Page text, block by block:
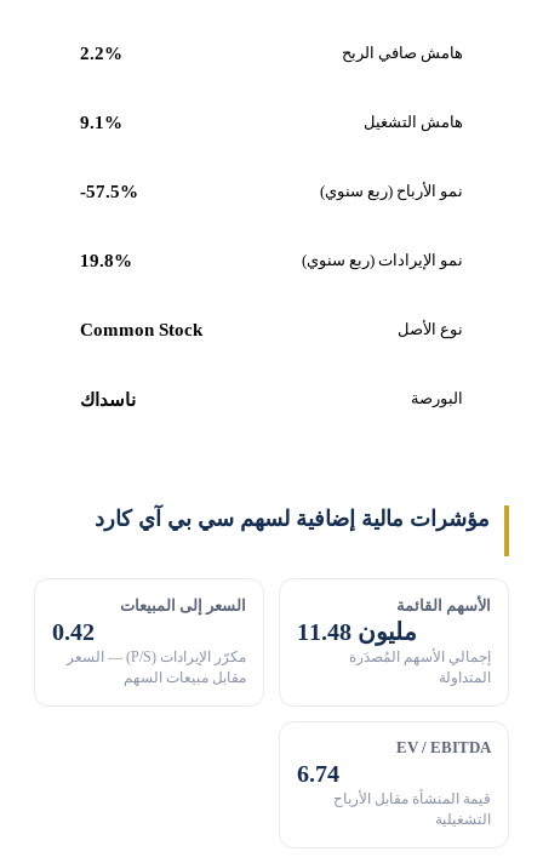
هامش صافي الربح 2.2%
هامش التشغيل 9.1%
نمو الأرباح (ربع سنوي) -57.5%
نمو الإيرادات (ربع سنوي) 19.8%
نوع الأصل Common Stock
البورصة ناسداك
مؤشرات مالية إضافية لسهم سي بي آي كارد
الأسهم القائمة
11.48 مليون
إجمالي الأسهم المُصدَرة
المتداولة
السعر إلى المبيعات
0.42
مكرّر الإيرادات (P/S) — السعر
مقابل مبيعات السهم
EV / EBITDA
6.74
قيمة المنشأة مقابل الأرباح
التشغيلية